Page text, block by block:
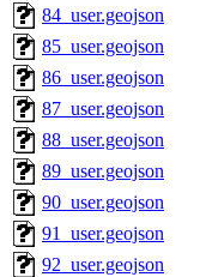
84_user.geojson
85_user.geojson
86_user.geojson
87_user.geojson
88_user.geojson
89_user.geojson
90_user.geojson
91_user.geojson
92_user.geojson